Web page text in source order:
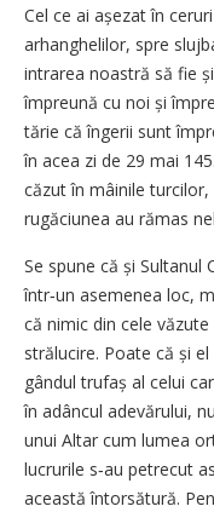
Cel ce ai așezat în
arhanghelilor, spre
intrarea noastră să fie
împreună cu noi și
tărie că îngerii sunt
în acea zi de 29 mai
căzut în mâinile
rugăciunea au rămas
Se spune că și
într‑un asemenea loc,
că nimic din cele
strălucire. Poate că și
gândul trufaș al celui
în adâncul adevărului,
unui Altar cum lumea
lucrurile s‑au petrecut
această întorsătură.